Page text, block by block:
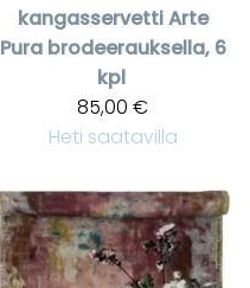
kangasservetti Arte
Pura brodeerauksella, 6
kpl
85,00 €
Heti saatavilla